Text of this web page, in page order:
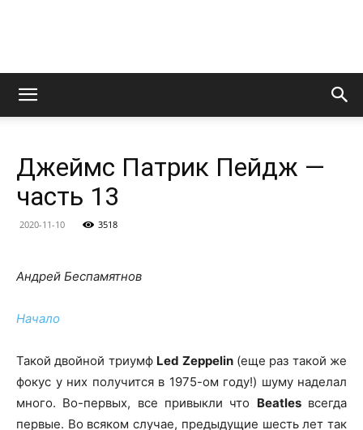
LedZeppelin.Ru
Джеймс Патрик Пейдж —
часть 13
2020-11-10 3518
Андрей Беспамятнов
Начало
Такой двойной триумф Led Zeppelin(еще раз такой же
фокус у них получится в 1975-ом году!) шуму наделал
много. Во-первых, все привыкли что Beatlesвсегда
первые. Во всяком случае, предыдущие шесть лет так